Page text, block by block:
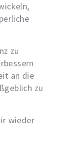
zu
an die
zu
wieder